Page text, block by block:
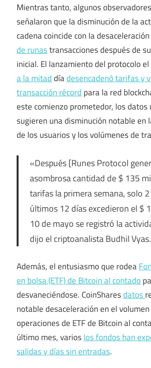
Mientras tanto, algunos
señalaron que la disminución de la
cadena coincide con la
de runastransacciones después de
inicial. El lanzamiento del protocolo el
a la mitaddíadesencadenó tarifas y
transacción récord para la red
este comienzo prometedor, los datos
sugieren una disminución notable en
de los usuarios y los volúmenes de
«Después [Runes Protocol
asombrosa cantidad de $ 135
tarifas la primera semana, solo
últimos 12 días excedieron el $
10 de mayo se registró la
dijo el criptoanalista Budhil Vyas.
Además, el entusiasmo que rodea
en bolsa (ETF) de Bitcoin al contado
desvaneciéndose. CoinSharesdatos
notable desaceleración en el
operaciones de ETF de Bitcoin al
último mes, varioslos fondos han
salidas y días sin entradas.